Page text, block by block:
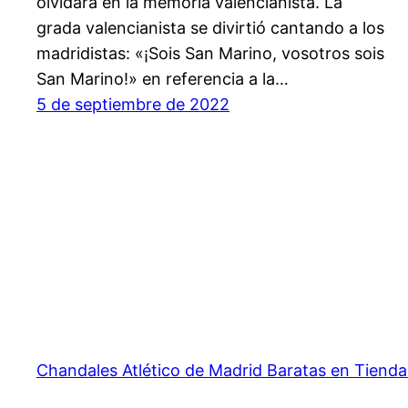
grada valencianista se divirtió cantando a los
madridistas: «¡Sois San Marino, vosotros sois
San Marino!» en referencia a la…
5 de septiembre de 2022
Chandales Atlético de Madrid Baratas en